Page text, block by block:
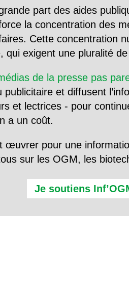
part des aides
la concentration des
Cette concentration
qui exigent une pluralité
de la presse pas
publicitaire et diffusent
et lectrices - pour
a un coût.
œuvrer pour une
sur les OGM, les
Je soutiens